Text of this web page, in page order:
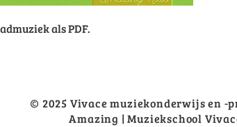
als PDF.
© 2025 Vivace muziekonderwijs en -
Amazing | Muziekschool